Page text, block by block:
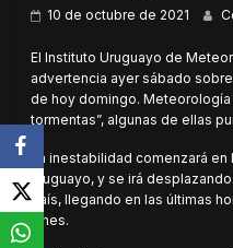
10 de octubre de 2021
El Instituto Uruguayo de
advertencia ayer sábado
de hoy domingo.
tormentas”, algunas de ellas
La inestabilidad comenzará
uruguayo, y se irá
país, llegando en las últimas
lunes.